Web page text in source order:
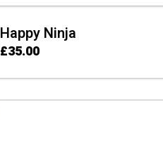
Happy Ninja
£35.00